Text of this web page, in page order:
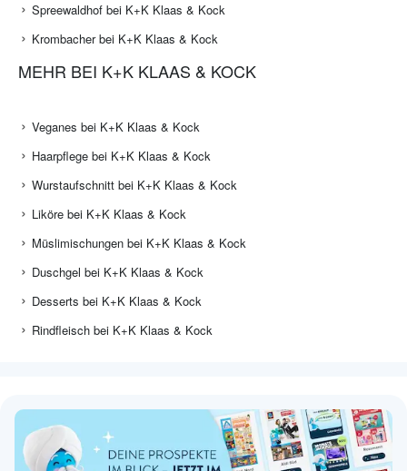
Spreewaldhof bei K+K Klaas & Kock
Krombacher bei K+K Klaas & Kock
MEHR BEI K+K KLAAS & KOCK
Veganes bei K+K Klaas & Kock
Haarpflege bei K+K Klaas & Kock
Wurstaufschnitt bei K+K Klaas & Kock
Liköre bei K+K Klaas & Kock
Müslimischungen bei K+K Klaas & Kock
Duschgel bei K+K Klaas & Kock
Desserts bei K+K Klaas & Kock
Rindfleisch bei K+K Klaas & Kock